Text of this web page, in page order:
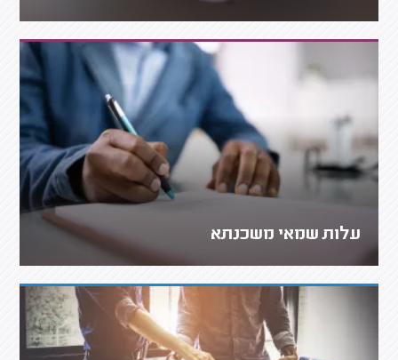
עלות שמאי משכנתא